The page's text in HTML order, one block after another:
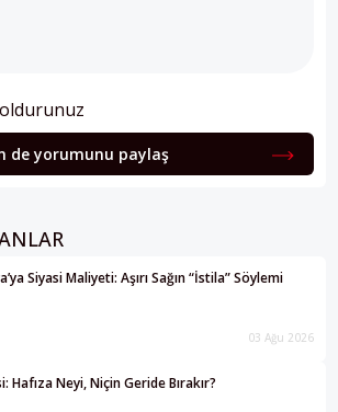
de yorumunu paylaş
Siyasi Maliyeti: Aşırı Sağın “İstila” Söylemi
03 Ağu 2026
Hafıza Neyi, Niçin Geride Bırakır?